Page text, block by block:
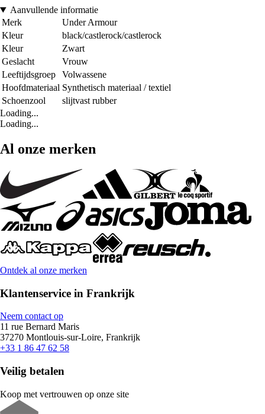
Aanvullende informatie
Merk
Under Armour
Kleur
black/castlerock/castlerock
Kleur
Zwart
Geslacht
Vrouw
Leeftijdsgroep
Volwassene
Hoofdmateriaal Synthetisch materiaal / textiel
Schoenzool
slijtvast rubber
Loading...
Loading...
Al onze merken
Ontdek al onze merken
Klantenservice in Frankrijk
Neem contact op
11 rue Bernard Maris
37270 Montlouis-sur-Loire, Frankrijk
+33 1 86 47 62 58
Veilig betalen
Koop met vertrouwen op onze site